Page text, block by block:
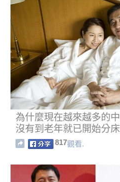
為什麼現在越來越多的
沒有到老年就已開始分
817觀看.